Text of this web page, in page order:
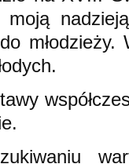
młodzieży.